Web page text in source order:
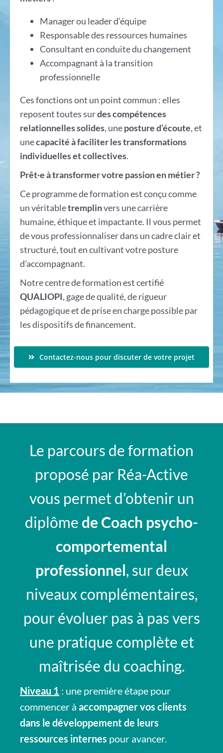
Manager ou leader d’équipe
Responsable des ressources humaines
Consultant en conduite du changement
Accompagnant à la transition
professionnelle
Ces fonctions ont un point commun : elles
reposent toutes surdes compétences
relationnelles solides, uneposture d’écoute, et
unecapacité à faciliter les transformations
individuelles et collectives.
Prêt·e à transformer votre passion en métier ?
Ce programme de formation est conçu comme
un véritabletremplinvers une carrière
humaine, éthique et impactante. Il vous permet
de vous professionnaliser dans un cadre clair et
structuré, tout en cultivant votre posture
d’accompagnant.
Notre centre de formation est certifié
QUALIOPI, gage de qualité, de rigueur
pédagogique et de prise en charge possible par
les dispositifs de financement.
Contactez-nous pour discuter de votre projet
Le parcours de formation
proposé par Réa-Active
vous permet d’obtenir un
diplôme de Coach psycho-
comportemental
professionnel, sur deux
niveaux complémentaires,
pour évoluer pas à pas vers
une pratique complète et
maîtrisée du coaching.
Niveau 1 : une première étape pour
commencer à accompagner vos clients
dans le développement de leurs
ressources internes pour avancer.